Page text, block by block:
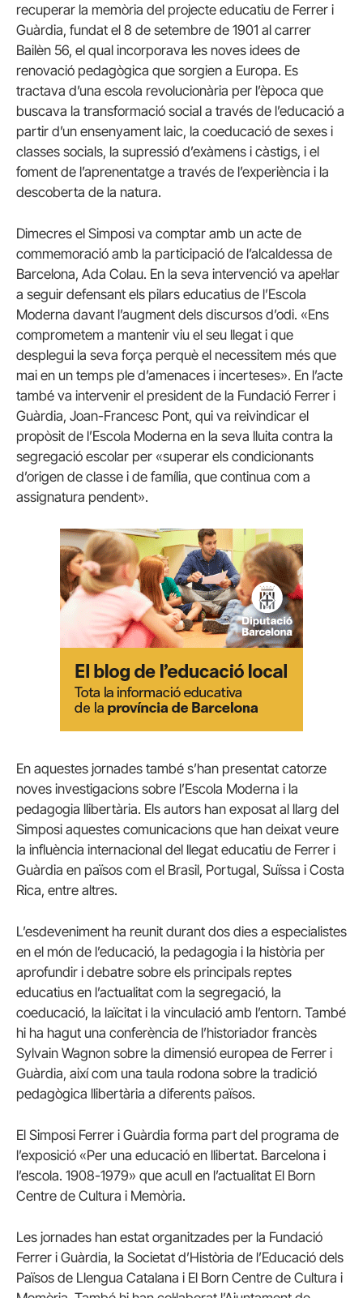
recuperar la memòria del projecte educatiu de Ferrer i
Guàrdia, fundat el 8 de setembre de 1901 al carrer
Bailèn 56, el qual incorporava les noves idees de
renovació pedagògica que sorgien a Europa. Es
tractava d’una escola revolucionària per l’època que
buscava la transformació social a través de l’educació a
partir d’un ensenyament laic, la coeducació de sexes i
classes socials, la supressió d’exàmens i càstigs, i el
foment de l’aprenentatge a través de l’experiència i la
descoberta de la natura.
Dimecres el Simposi va comptar amb un acte de
commemoració amb la participació de l’alcaldessa de
Barcelona, Ada Colau. En la seva intervenció va apel·lar
a seguir defensant els pilars educatius de l’Escola
Moderna davant l’augment dels discursos d’odi. «Ens
comprometem a mantenir viu el seu llegat i que
desplegui la seva força perquè el necessitem més que
mai en un temps ple d’amenaces i incerteses». En l’acte
també va intervenir el president de la Fundació Ferrer i
Guàrdia, Joan-Francesc Pont, qui va reivindicar el
propòsit de l’Escola Moderna en la seva lluita contra la
segregació escolar per «superar els condicionants
d’origen de classe i de família, que continua com a
assignatura pendent».
En aquestes jornades també s’han presentat catorze
noves investigacions sobre l’Escola Moderna i la
pedagogia llibertària. Els autors han exposat al llarg del
Simposi aquestes comunicacions que han deixat veure
la influència internacional del llegat educatiu de Ferrer i
Guàrdia en països com el Brasil, Portugal, Suïssa i Costa
Rica, entre altres.
L’esdeveniment ha reunit durant dos dies a especialistes
en el món de l’educació, la pedagogia i la història per
aprofundir i debatre sobre els principals reptes
educatius en l’actualitat com la segregació, la
coeducació, la laïcitat i la vinculació amb l’entorn. També
hi ha hagut una conferència de l’historiador francès
Sylvain Wagnon sobre la dimensió europea de Ferrer i
Guàrdia, així com una taula rodona sobre la tradició
pedagògica llibertària a diferents països.
El Simposi Ferrer i Guàrdia forma part del programa de
l’exposició «Per una educació en llibertat. Barcelona i
l’escola. 1908-1979» que acull en l’actualitat El Born
Centre de Cultura i Memòria.
Les jornades han estat organitzades per la Fundació
Ferrer i Guàrdia, la Societat d’Història de l’Educació dels
Països de Llengua Catalana i El Born Centre de Cultura i